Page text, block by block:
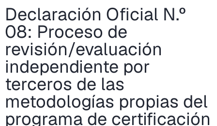
Declaración Oficial N.º
08: Proceso de
revisión/evaluación
independiente por
terceros de las
metodologías propias del
programa de certificación